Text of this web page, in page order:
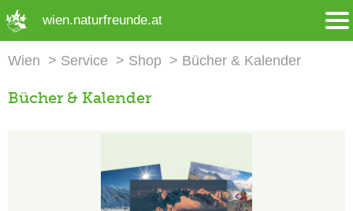
wien.naturfreunde.at
Wien Service Shop Bücher & Kalender
Bücher & Kalender